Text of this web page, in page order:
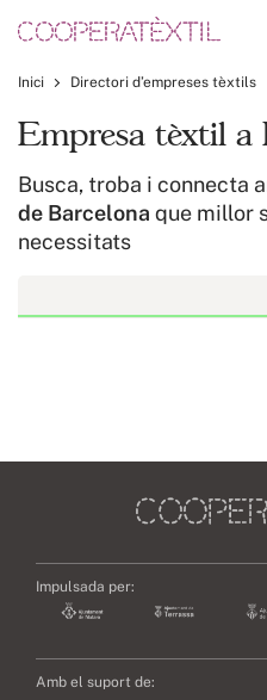
Inici Directori d’empreses tèxtils
Empresa tèxtil a
Busca, troba i connecta
de Barcelona que millor
necessitats
Impulsada per:
Amb el suport de: